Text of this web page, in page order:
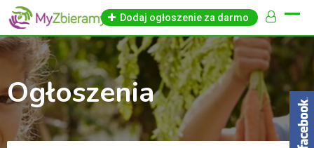
Skip
content
Dodaj ogłoszenie za darmo
Ogłoszenia